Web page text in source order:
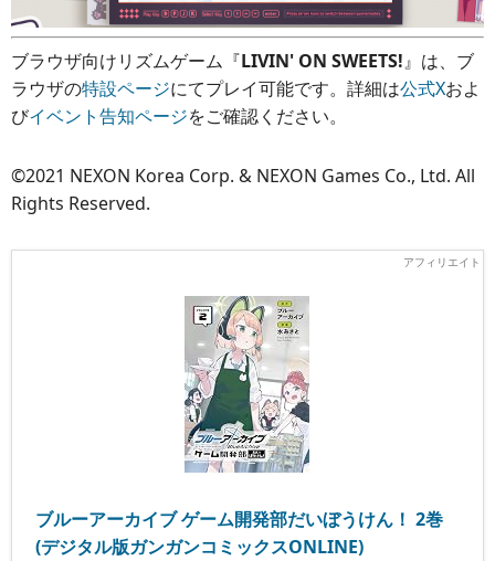
ブラウザ向けリズムゲーム『LIVIN' ON SWEETS!』は、ブ
ラウザの特設ページにてプレイ可能です。詳細は公式Xおよ
びイベント告知ページをご確認ください。
©2021 NEXON Korea Corp. & NEXON Games Co., Ltd. All
Rights Reserved.
ブルーアーカイブ ゲーム開発部だいぼうけん！ 2巻
(デジタル版ガンガンコミックスONLINE)